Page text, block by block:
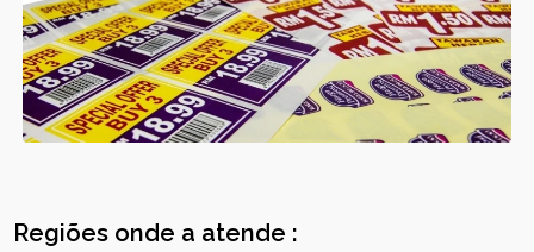
Regiões onde a atende :